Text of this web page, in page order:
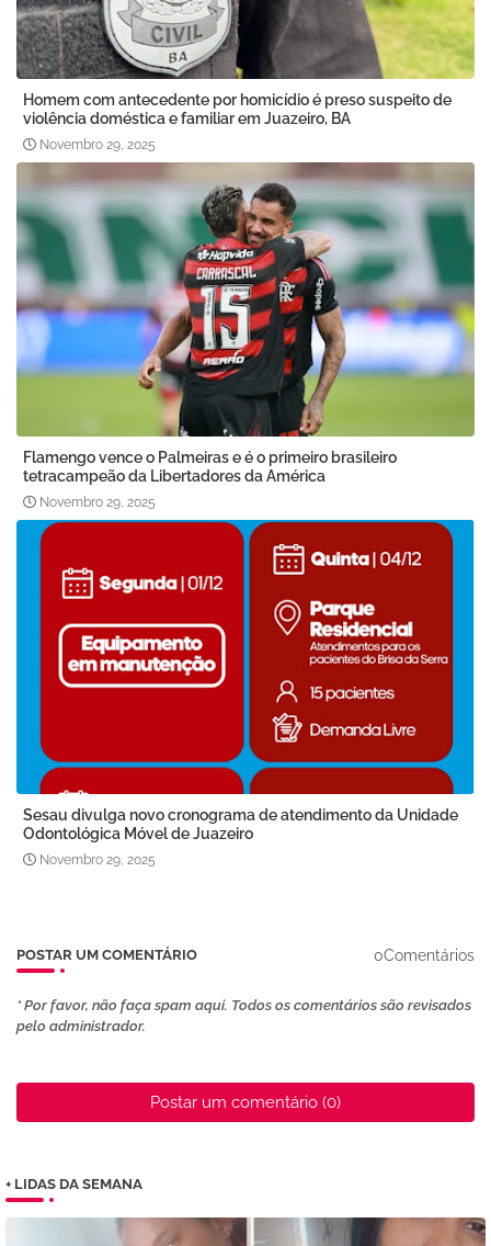
Homem com antecedente por homicídio é preso suspeito de
violência doméstica e familiar em Juazeiro, BA
Novembro 29, 2025
Flamengo vence o Palmeiras e é o primeiro brasileiro
tetracampeão da Libertadores da América
Novembro 29, 2025
Sesau divulga novo cronograma de atendimento da Unidade
Odontológica Móvel de Juazeiro
Novembro 29, 2025
POSTAR UM COMENTÁRIO 0Comentários
* Por favor, não faça spam aqui. Todos os comentários são revisados ​​
pelo administrador.
Postar um comentário (0)
+ LIDAS DA SEMANA